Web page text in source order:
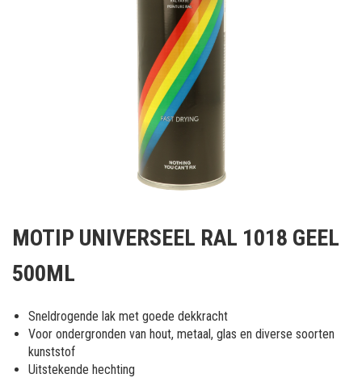
het
van
afbeeldingen-
gallerij
MOTIP UNIVERSEEL RAL 1018 GEEL
500ML
Sneldrogende lak met goede dekkracht
Voor ondergronden van hout, metaal, glas en diverse soorten
kunststof
Uitstekende hechting